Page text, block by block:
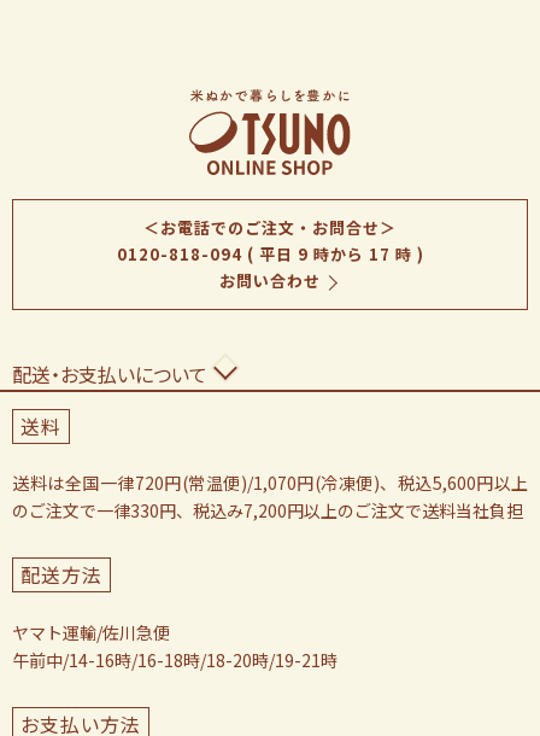
＜お電話でのご注文・お問合せ＞
0120-818-094( 平日 9 時から 17 時 )
お問い合わせ
配送・お支払いについて
送料
送料は全国一律720円(常温便)/1,070円(冷凍便)、税込5,600円以上
のご注文で一律330円、税込み7,200円以上のご注文で送料当社負担
配送方法
ヤマト運輸/佐川急便
午前中/14-16時/16-18時/18-20時/19-21時
お支払い方法